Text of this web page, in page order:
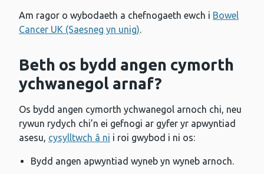
Am ragor o wybodaeth a chefnogaeth ewch i Bowel
Cancer UK (Saesneg yn unig).
Beth os bydd angen cymorth
ychwanegol arnaf?
Os bydd angen cymorth ychwanegol arnoch chi, neu
rywun rydych chi’n ei gefnogi ar gyfer yr apwyntiad
asesu, cysylltwch â ni i roi gwybod i ni os:
Bydd angen apwyntiad wyneb yn wyneb arnoch.